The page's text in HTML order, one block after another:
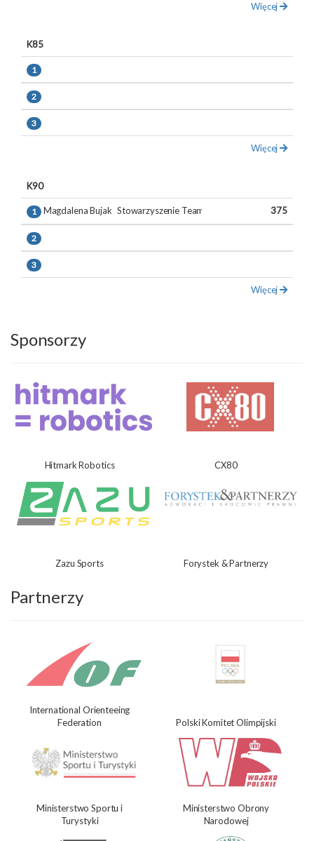
Więcej
K85
1
2
3
Więcej
K90
1 Magdalena Bujak-LenczowskaStowarzyszenie Team 360 stopni, Warszawa
375
2
3
Więcej
Sponsorzy
Hitmark Robotics CX80
Zazu Sports Forystek & Partnerzy
Partnerzy
International Orienteeing
Federation
Polski Komitet Olimpijski
Ministerstwo Sportu i
Turystyki
Ministerstwo Obrony
Narodowej